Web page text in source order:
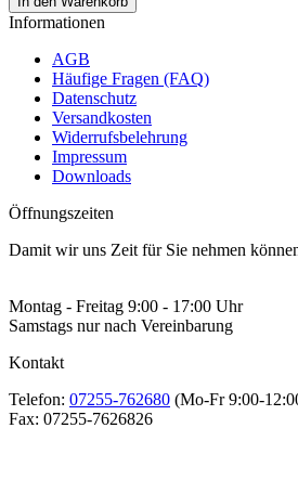
Informationen
AGB
Häufige Fragen (FAQ)
Datenschutz
Versandkosten
Widerrufsbelehrung
Impressum
Downloads
Öffnungszeiten
Damit wir uns Zeit für Sie nehmen
Montag - Freitag 9:00 - 17:00 Uhr
Samstags nur nach Vereinbarung
Kontakt
Telefon: 07255-762680 (Mo-Fr 9:00-
Fax: 07255-7626826